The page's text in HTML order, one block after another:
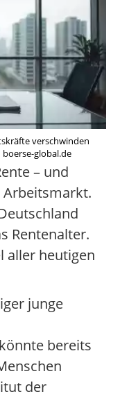
verschwinden
global.de
– und
Arbeitsmarkt.
Rentenalter.
aller heutigen
junge
bereits
der